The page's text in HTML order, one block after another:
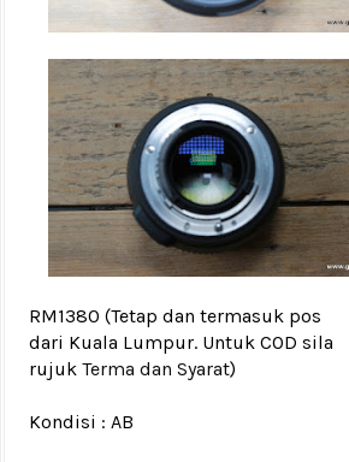
RM1380 (Tetap dan termasuk pos
dari Kuala Lumpur. Untuk COD sila
rujuk Terma dan Syarat)
Kondisi : AB